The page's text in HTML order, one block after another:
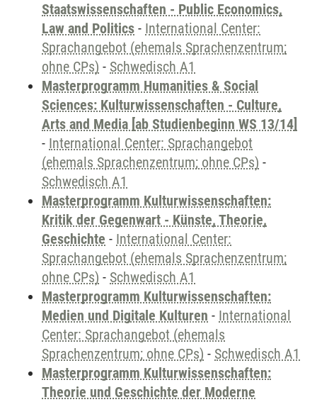
Staatswissenschaften - Public Economics,
Law and Politics - International Center:
Sprachangebot (ehemals Sprachenzentrum;
ohne CPs) - Schwedisch A1
Masterprogramm Humanities & Social
Sciences: Kulturwissenschaften - Culture,
Arts and Media [ab Studienbeginn WS 13/14]
- International Center: Sprachangebot
(ehemals Sprachenzentrum; ohne CPs) -
Schwedisch A1
Masterprogramm Kulturwissenschaften:
Kritik der Gegenwart - Künste, Theorie,
Geschichte - International Center:
Sprachangebot (ehemals Sprachenzentrum;
ohne CPs) - Schwedisch A1
Masterprogramm Kulturwissenschaften:
Medien und Digitale Kulturen - International
Center: Sprachangebot (ehemals
Sprachenzentrum; ohne CPs) - Schwedisch A1
Masterprogramm Kulturwissenschaften:
Theorie und Geschichte der Moderne